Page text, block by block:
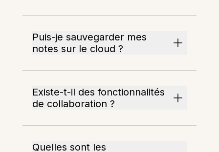
Puis-je sauvegarder mes
notes sur le cloud ?
Existe-t-il des fonctionnalités
de collaboration ?
Quelles sont les